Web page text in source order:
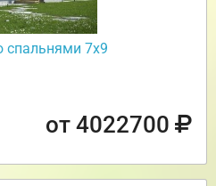
7х9
от 4022700